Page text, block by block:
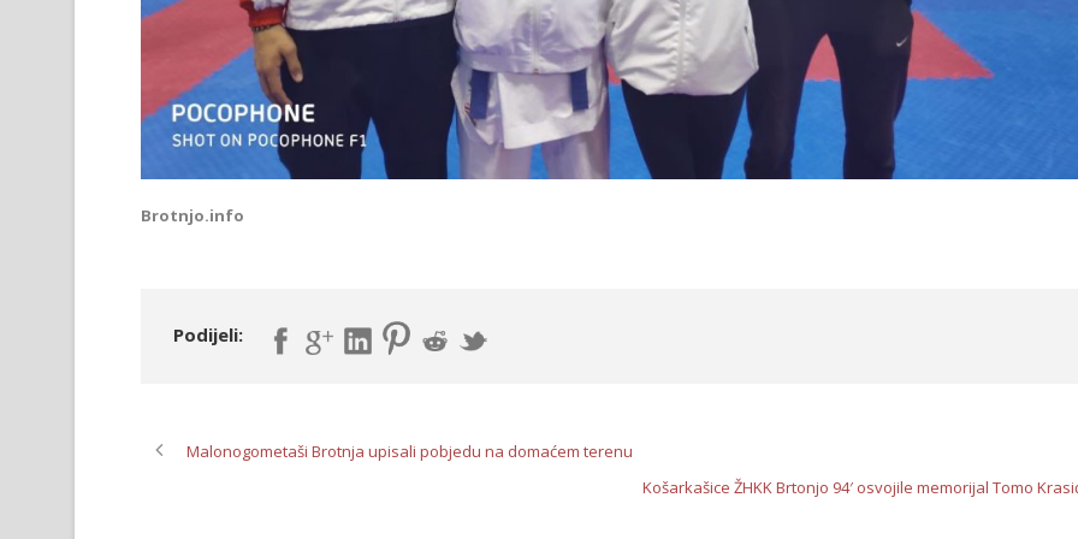
Brotnjo.info
Podijeli:
Malonogometaši Brotnja upisali pobjedu na domaćem terenu
Košarkašice ŽHKK Brtonjo 94′ osvojile memorijal Tomo